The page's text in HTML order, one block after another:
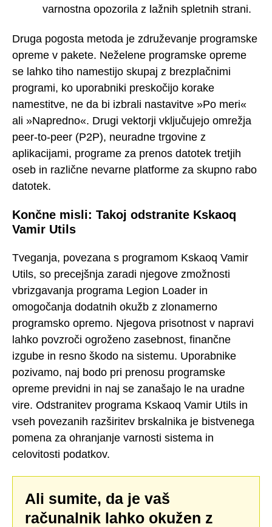
varnostna opozorila z lažnih spletnih strani.
Druga pogosta metoda je združevanje programske
opreme v pakete. Neželene programske opreme
se lahko tiho namestijo skupaj z brezplačnimi
programi, ko uporabniki preskočijo korake
namestitve, ne da bi izbrali nastavitve »Po meri«
ali »Napredno«. Drugi vektorji vključujejo omrežja
peer-to-peer (P2P), neuradne trgovine z
aplikacijami, programe za prenos datotek tretjih
oseb in različne nevarne platforme za skupno rabo
datotek.
Končne misli: Takoj odstranite Kskaoq
Vamir Utils
Tveganja, povezana s programom Kskaoq Vamir
Utils, so precejšnja zaradi njegove zmožnosti
vbrizgavanja programa Legion Loader in
omogočanja dodatnih okužb z zlonamerno
programsko opremo. Njegova prisotnost v napravi
lahko povzroči ogroženo zasebnost, finančne
izgube in resno škodo na sistemu. Uporabnike
pozivamo, naj bodo pri prenosu programske
opreme previdni in naj se zanašajo le na uradne
vire. Odstranitev programa Kskaoq Vamir Utils in
vseh povezanih razširitev brskalnika je bistvenega
pomena za ohranjanje varnosti sistema in
celovitosti podatkov.
Ali sumite, da je vaš
računalnik lahko okužen z